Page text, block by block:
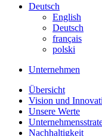
Deutsch
English
Deutsch
français
polski
Unternehmen
Übersicht
Vision und
Unsere Werte
Nachhaltigkeit